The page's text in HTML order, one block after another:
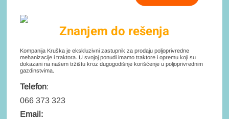
Znanjem do rešenja
Kompanija Kruška je ekskluzivni zastupnik za prodaju poljoprivredne
mehanizacije i traktora. U svojoj ponudi imamo traktore i opremu koji su
dokazani na našem tržištu kroz dugogodišnje korišćenje u poljoprivrednim
gazdinstvima.
Telefon:
066 373 323
Email: